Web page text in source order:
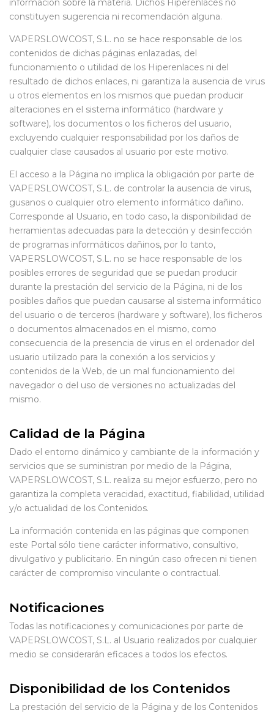
constituyen sugerencia ni recomendación alguna.
VAPERSLOWCOST, S.L. no se hace responsable de los
contenidos de dichas páginas enlazadas, del
funcionamiento o utilidad de los Hiperenlaces ni del
resultado de dichos enlaces, ni garantiza la ausencia de virus
u otros elementos en los mismos que puedan producir
alteraciones en el sistema informático (hardware y
software), los documentos o los ficheros del usuario,
excluyendo cualquier responsabilidad por los daños de
cualquier clase causados al usuario por este motivo.
El acceso a la Página no implica la obligación por parte de
VAPERSLOWCOST, S.L. de controlar la ausencia de virus,
gusanos o cualquier otro elemento informático dañino.
Corresponde al Usuario, en todo caso, la disponibilidad de
herramientas adecuadas para la detección y desinfección
de programas informáticos dañinos, por lo tanto,
VAPERSLOWCOST, S.L. no se hace responsable de los
posibles errores de seguridad que se puedan producir
durante la prestación del servicio de la Página, ni de los
posibles daños que puedan causarse al sistema informático
del usuario o de terceros (hardware y software), los ficheros
o documentos almacenados en el mismo, como
consecuencia de la presencia de virus en el ordenador del
usuario utilizado para la conexión a los servicios y
contenidos de la Web, de un mal funcionamiento del
navegador o del uso de versiones no actualizadas del
mismo.
Calidad de la Página
Dado el entorno dinámico y cambiante de la información y
servicios que se suministran por medio de la Página,
VAPERSLOWCOST, S.L. realiza su mejor esfuerzo, pero no
garantiza la completa veracidad, exactitud, fiabilidad, utilidad
y/o actualidad de los Contenidos.
La información contenida en las páginas que componen
este Portal sólo tiene carácter informativo, consultivo,
divulgativo y publicitario. En ningún caso ofrecen ni tienen
carácter de compromiso vinculante o contractual.
Notificaciones
Todas las notificaciones y comunicaciones por parte de
VAPERSLOWCOST, S.L. al Usuario realizados por cualquier
medio se considerarán eficaces a todos los efectos.
Disponibilidad de los Contenidos
La prestación del servicio de la Página y de los Contenidos